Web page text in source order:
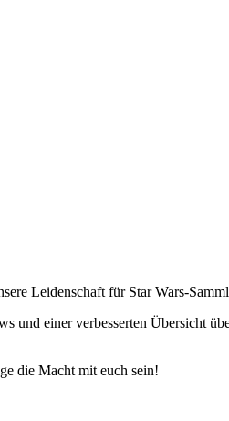
Leidenschaft für Star Wars-
einer verbesserten Übersicht
die Macht mit euch sein!